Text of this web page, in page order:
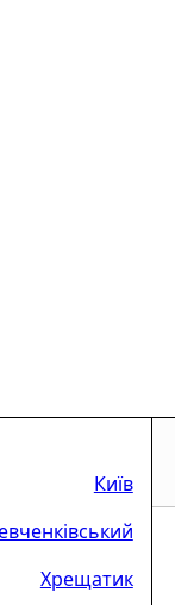
Київ
Хрещатик